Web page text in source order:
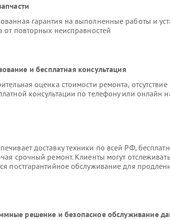
гарантия на выполненные работы и
от повторных неисправностей
и бесплатная консультация
оценка стоимости ремонта,
консультации по телефону или онлайн
доставку техники по всей РФ,
срочный ремонт. Клиенты могут отслеживать
постгарантийное обслуживание для
решение и безопасное обслуживание